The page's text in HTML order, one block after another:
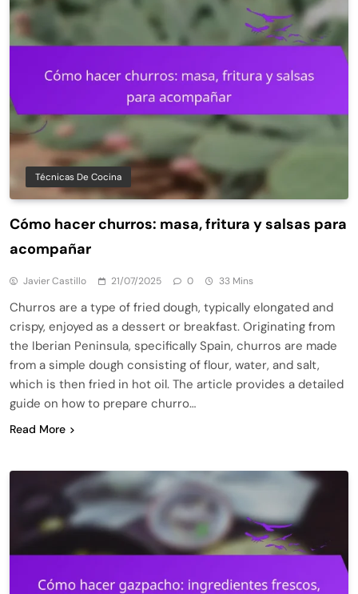
Técnicas De Cocina
Cómo hacer churros: masa, fritura y salsas para
acompañar
Javier Castillo 21/07/2025 0 33 Mins
Churros are a type of fried dough, typically elongated and
crispy, enjoyed as a dessert or breakfast. Originating from
the Iberian Peninsula, specifically Spain, churros are made
from a simple dough consisting of flour, water, and salt,
which is then fried in hot oil. The article provides a detailed
guide on how to prepare churro…
Read More